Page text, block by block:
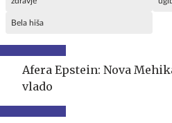
Bela hiša
Afera Epstein: Nova
vlado